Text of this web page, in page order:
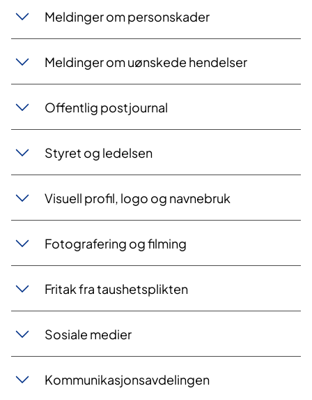
Meldinger om personskader
Meldinger om uønskede hendelser
Offentlig postjournal
Styret og ledelsen
Visuell profil, logo og navnebruk
Fotografering og filming
Fritak fra taushetsplikten
Sosiale medier
Kommunikasjonsavdelingen